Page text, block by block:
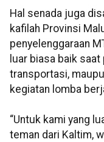
Hal senada juga
kafilah Provinsi
penyelenggaraan
luar biasa baik
transportasi,
kegiatan lomba
“Untuk kami yang
teman dari Kaltim,